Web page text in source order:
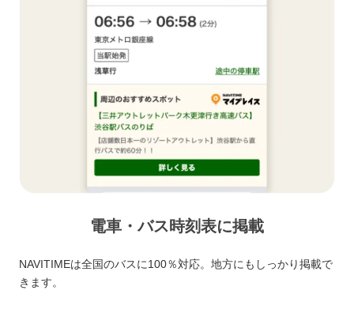
電車・バス時刻表に掲載
NAVITIMEは全国のバスに100％対応。地方にもしっかり掲載で
きます。